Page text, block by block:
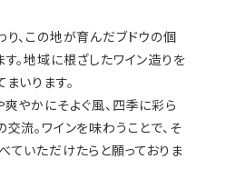
、この地が育んだブドウの個
。地域に根ざしたワイン造りを
いります。
やかにそよぐ風、四季に彩ら
流。ワインを味わうことで、そ
ていただけたらと願っておりま